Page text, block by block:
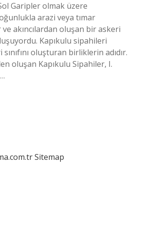
Garipler olmak üzere
arazi veya tımar
akıncılardan oluşan bir askeri
Kapıkulu sipahileri
oluşturan birliklerin adıdır.
oluşan Kapıkulu Sipahiler, I.
Sitemap